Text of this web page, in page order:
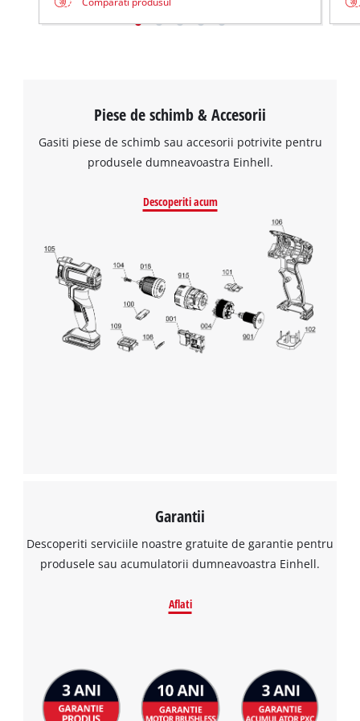
Piese de schimb & Accesorii
Gasiti piese de schimb sau accesorii potrivite pentru
produsele dumneavoastra Einhell.
Descoperiti acum
Garantii
Descoperiti serviciile noastre gratuite de garantie pentru
produsele sau acumulatorii dumneavoastra Einhell.
Aflati